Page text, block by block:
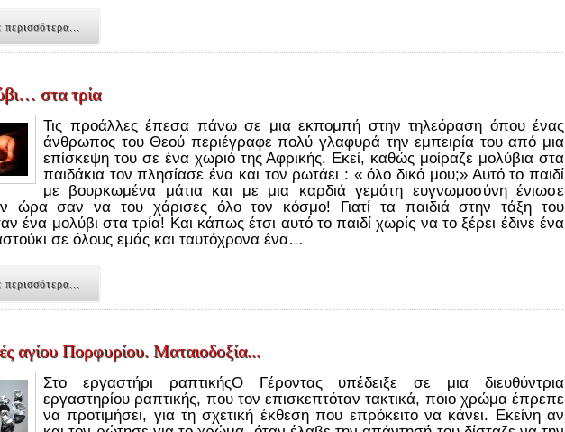
περισσότερα...
στα τρία
Τις προάλλες έπεσα πάνω σε μια εκπομπή στην τηλεόραση όπου ένας
άνθρωπος του Θεού περιέγραφε πολύ γλαφυρά την εμπειρία του από μια
επίσκεψη του σε ένα χωριό της Αφρικής. Εκεί, καθώς μοίραζε μολύβια στα
παιδάκια τον πλησίασε ένα και τον ρωτάει : « όλο δικό μου;» Αυτό το παιδί
με βουρκωμένα μάτια και με μια καρδιά γεμάτη ευγνωμοσύνη ένιωσε
ώρα σαν να του χάρισες όλο τον κόσμο! Γιατί τα παιδιά στην τάξη του
ένα μολύβι στα τρία! Και κάπως έτσι αυτό το παιδί χωρίς να το ξέρει έδινε ένα
σε όλους εμάς και ταυτόχρονα ένα…
περισσότερα...
αγίου Πορφυρίου. Ματαιοδοξία...
Στο εργαστήρι ραπτικήςΟ Γέροντας υπέδειξε σε μια διευθύντρια
εργαστηρίου ραπτικής, που τον επισκεπτόταν τακτικά, ποιο χρώμα έπρεπε
να προτιμήσει, για τη σχετική έκθεση που επρόκειτο να κάνει. Εκείνη αν